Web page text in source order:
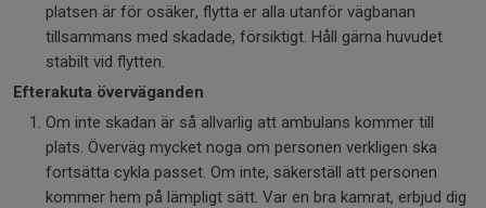
platsen är för osäker, flytta er alla utanför vägbanan
tillsammans med skadade, försiktigt. Håll gärna huvudet
stabilt vid flytten.
Efterakuta överväganden
Om inte skadan är så allvarlig att ambulans kommer till
plats. Överväg mycket noga om personen verkligen ska
fortsätta cykla passet. Om inte, säkerställ att personen
kommer hem på lämpligt sätt. Var en bra kamrat, erbjud dig